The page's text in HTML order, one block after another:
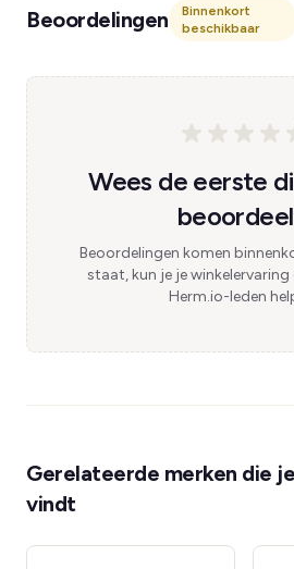
Beoordelingen
Binnenkort
beschikbaar
Wees de eerste
Beoordelingen komen
staat, kun je je winkelervaring
Herm.io-leden
Gerelateerde merken die
vindt